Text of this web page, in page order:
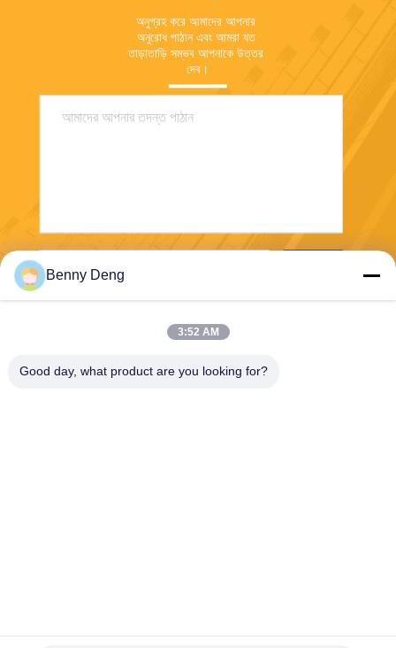
অনুগ্রহ করে আমাদের আপনার
অনুরোধ পাঠান এবং আমরা যত
তাড়াতাড়ি সম্ভব আপনাকে উত্তর
দেব।
Benny Deng
3:52 AM
Good day, what product are you looking for?